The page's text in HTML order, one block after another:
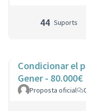
44 Suports
Condicionar el
Gener - 80.000€
Proposta oficial